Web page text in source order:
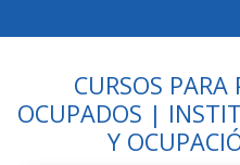
CURSOS PARA
OCUPADOS |
Y